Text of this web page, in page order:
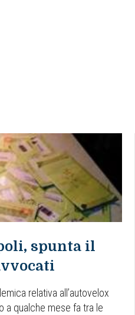
spunta il
relativa all’autovelox
a qualche mese fa tra le